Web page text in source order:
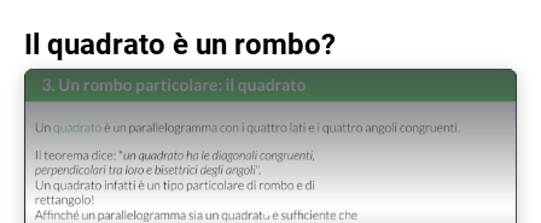
Il quadrato è un rombo?